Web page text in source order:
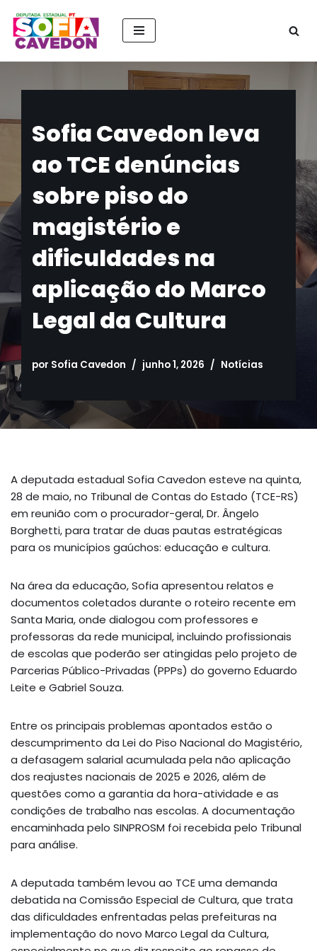
Pular
conteúdo
Sofia Cavedon leva
ao TCE denúncias
sobre piso do
magistério e
dificuldades na
aplicação do Marco
Legal da Cultura
por Sofia Cavedon junho 1, 2026 Notícias
A deputada estadual Sofia Cavedon esteve na quinta,
28 de maio, no Tribunal de Contas do Estado (TCE-RS)
em reunião com o procurador-geral, Dr. Ângelo
Borghetti, para tratar de duas pautas estratégicas
para os municípios gaúchos: educação e cultura.
Na área da educação, Sofia apresentou relatos e
documentos coletados durante o roteiro recente em
Santa Maria, onde dialogou com professores e
professoras da rede municipal, incluindo profissionais
de escolas que poderão ser atingidas pelo projeto de
Parcerias Público-Privadas (PPPs) do governo Eduardo
Leite e Gabriel Souza.
Entre os principais problemas apontados estão o
descumprimento da Lei do Piso Nacional do Magistério,
a defasagem salarial acumulada pela não aplicação
dos reajustes nacionais de 2025 e 2026, além de
questões como a garantia da hora-atividade e as
condições de trabalho nas escolas. A documentação
encaminhada pelo SINPROSM foi recebida pelo Tribunal
para análise.
A deputada também levou ao TCE uma demanda
debatida na Comissão Especial de Cultura, que trata
das dificuldades enfrentadas pelas prefeituras na
implementação do novo Marco Legal da Cultura,